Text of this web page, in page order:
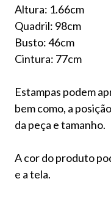
Altura: 1.66cm
Quadril: 98cm
Busto: 46cm
Cintura: 77cm
Estampas podem
bem como, a
da peça e tamanho.
A cor do produto
e a tela.